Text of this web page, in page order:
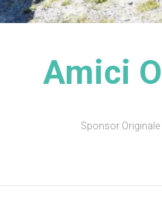
Amici
Sponsor Originale